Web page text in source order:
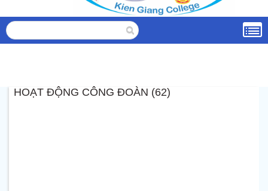
HOẠT ĐỘNG CÔNG ĐOÀN (62)